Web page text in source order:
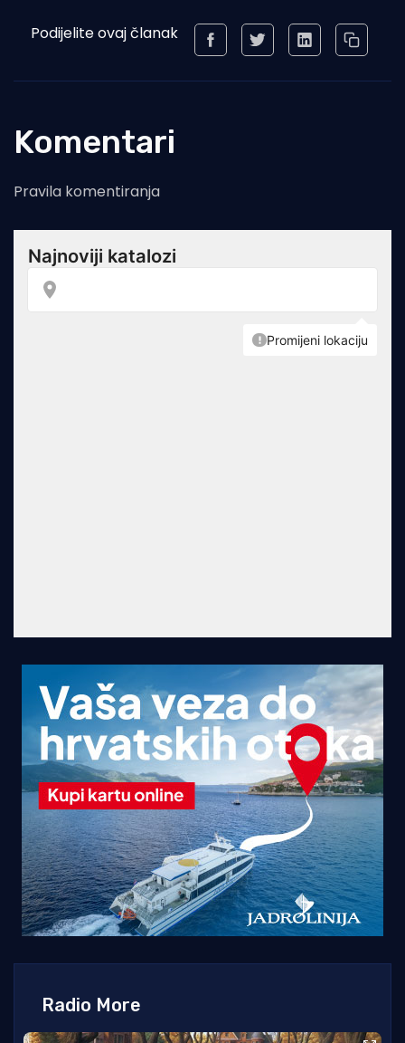
Podijelite ovaj članak
Komentari
Pravila komentiranja
Radio More